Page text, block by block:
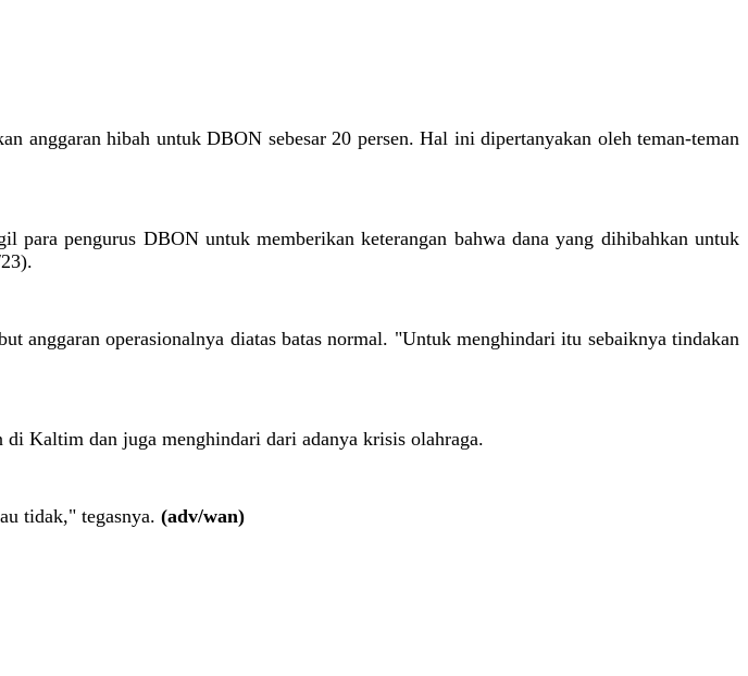
anggaran hibah untuk DBON sebesar 20 persen. Hal ini dipertanyakan oleh teman-teman
pengurus DBON untuk memberikan keterangan bahwa dana yang dihibahkan untuk
anggaran operasionalnya diatas batas normal. "Untuk menghindari itu sebaiknya tindakan
di Kaltim dan juga menghindari dari adanya krisis olahraga.
tidak," tegasnya. (adv/wan)